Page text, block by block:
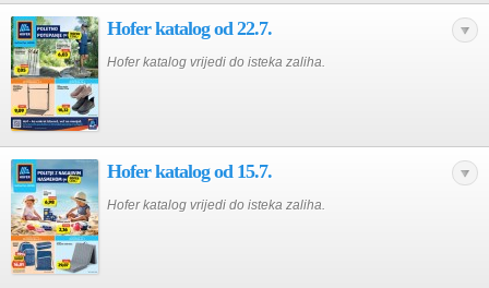
Hofer katalog od 22.7.
Hofer katalog vrijedi do isteka zaliha.
Hofer katalog od 15.7.
Hofer katalog vrijedi do isteka zaliha.